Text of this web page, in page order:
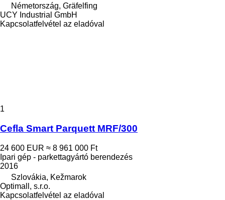
Németország, Gräfelfing
UCY Industrial GmbH
Kapcsolatfelvétel az eladóval
1
Cefla Smart Parquett MRF/300
24 600 EUR ≈ 8 961 000 Ft
Ipari gép - parkettagyártó berendezés
2016
Szlovákia, Kežmarok
Optimall, s.r.o.
Kapcsolatfelvétel az eladóval